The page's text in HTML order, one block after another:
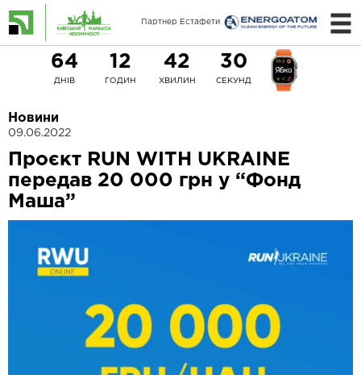
Партнер Естафети
64
ДНІВ
12
ГОДИН
42
ХВИЛИН
29
СЕКУНД
Новини
09.06.2022
Проєкт RUN WITH UKRAINE
передав 20 000 грн у “Фонд
Маша”